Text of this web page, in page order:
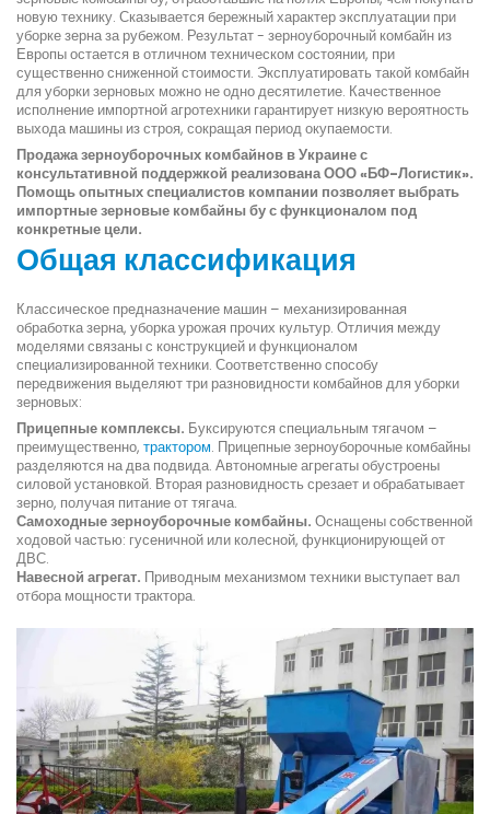
новую технику. Сказывается бережный характер эксплуатации при
уборке зерна за рубежом. Результат - зерноуборочный комбайн из
Европы остается в отличном техническом состоянии, при
существенно сниженной стоимости. Эксплуатировать такой комбайн
для уборки зерновых можно не одно десятилетие. Качественное
исполнение импортной агротехники гарантирует низкую вероятность
выхода машины из строя, сокращая период окупаемости.
Продажа зерноуборочных комбайнов в Украине с
консультативной поддержкой реализована ООО «БФ-Логистик».
Помощь опытных специалистов компании позволяет выбрать
импортные зерновые комбайны бу с функционалом под
конкретные цели.
Общая классификация
Классическое предназначение машин – механизированная
обработка зерна, уборка урожая прочих культур. Отличия между
моделями связаны с конструкцией и функционалом
специализированной техники. Соответственно способу
передвижения выделяют три разновидности комбайнов для уборки
зерновых:
Прицепные комплексы. Буксируются специальным тягачом –
преимущественно, трактором. Прицепные зерноуборочные комбайны
разделяются на два подвида. Автономные агрегаты обустроены
силовой установкой. Вторая разновидность срезает и обрабатывает
зерно, получая питание от тягача.
Самоходные зерноуборочные комбайны. Оснащены собственной
ходовой частью: гусеничной или колесной, функционирующей от
ДВС.
Навесной агрегат. Приводным механизмом техники выступает вал
отбора мощности трактора.